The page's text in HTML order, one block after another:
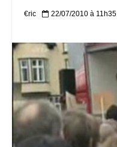
€ric 22/07/2010 à 11h35